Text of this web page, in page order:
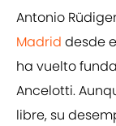
Antonio
Madrid desde
ha vuelto
Ancelotti.
libre, su